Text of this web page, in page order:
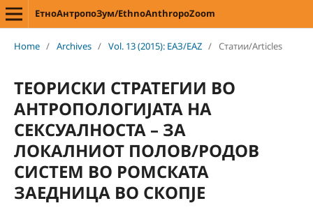
ЕтноАнтропоЗум/EthnoAnthropoZoom
Home / Archives / Vol. 13 (2015): ЕАЗ/EAZ / Статии/Articles
ТЕОРИСКИ СТРАТЕГИИ ВО
АНТРОПОЛОГИЈАТА НА
СЕКСУАЛНОСТА – ЗА
ЛОКАЛНИОТ ПОЛОВ/РОДОВ
СИСТЕМ ВО РОМСКАТА
ЗАЕДНИЦА ВО СКОПЈЕ